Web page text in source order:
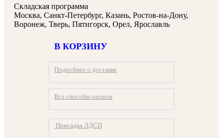
Складская программа
Москва, Санкт-Петербург, Казань, Ростов-на-Дону,
Воронеж, Тверь, Пятигорск, Орел, Ярославль
В КОРЗИНУ
Подробнее о доставке
Все способы оплаты
Присадка ЛДСП